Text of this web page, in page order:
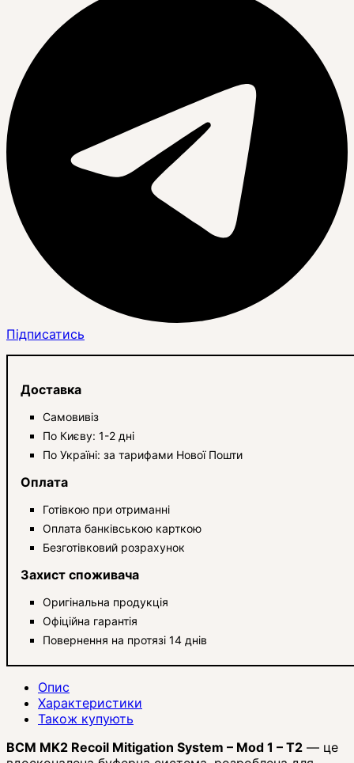
Підписатись
Доставка
Самовивіз
По Києву: 1-2 дні
По Україні: за тарифами Нової Пошти
Оплата
Готівкою при отриманні
Оплата банківською карткою
Безготівковий розрахунок
Захист споживача
Оригінальна продукція
Офіційна гарантія
Повернення на протязі 14 днів
Опис
Характеристики
Також купують
BCM MK2 Recoil Mitigation System – Mod 1 – T2 — це